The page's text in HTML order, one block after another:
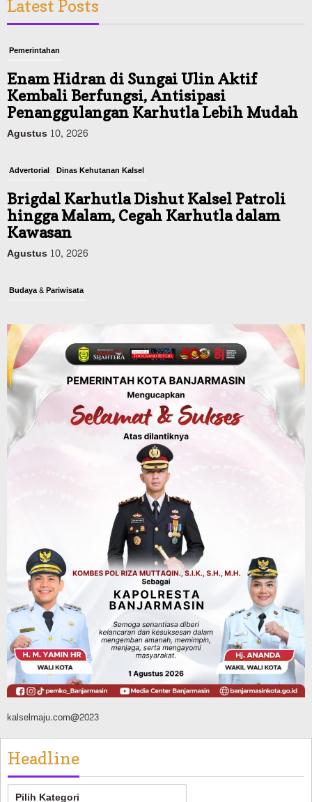
Latest Posts
Pemerintahan
Enam Hidran di Sungai Ulin Aktif
Kembali Berfungsi, Antisipasi
Penanggulangan Karhutla Lebih Mudah
Agustus 10, 2026
Advertorial Dinas Kehutanan Kalsel
Brigdal Karhutla Dishut Kalsel Patroli
hingga Malam, Cegah Karhutla dalam
Kawasan
Agustus 10, 2026
Budaya & Pariwisata
Kicau Mania Banjarmasin, Total Hadiah
Rp40 Juta
Agustus 10, 2026
Advertorial Pemkab Balangan
Rapat Paripurna Balangan Capai
Kesepakatan, Perubahan APBD 2026
Segera Diproses ke Gubernur Kalsel
Bangunan TPA Darul Falah Cempaka
Direnovasi, Dua Dekade Lebih Belum
Pernah Direhabilitasi Total
Agustus 10, 2026
kalselmaju.com@2023
Headline
Headline